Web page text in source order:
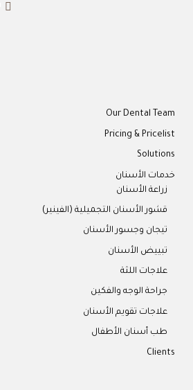
Our Dental Team
Pricing & Pricelist
Solutions
خدمات الأسنان
زراعة الأسنان
قشور الأسنان التجميلية (الفينير)
تيجان وجسور الأسنان
تبييض الأسنان
علاجات اللثة
جراحة الوجه والفكين
علاجات تقويم الأسنان
طب أسنان الأطفال
Clients